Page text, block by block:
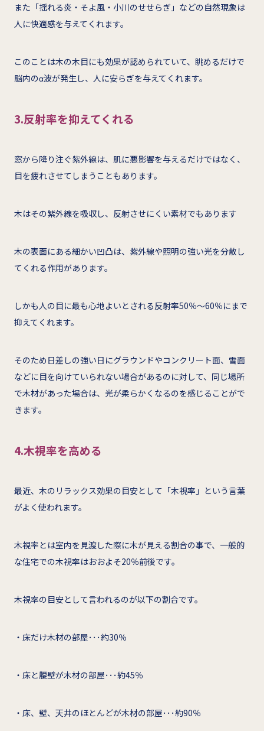
また「揺れる炎・そよ風・小川のせせらぎ」などの自然現象は
人に快適感を与えてくれます。
このことは木の木目にも効果が認められていて、眺めるだけで
脳内のα波が発生し、人に安らぎを与えてくれます。
3.反射率を抑えてくれる
窓から降り注ぐ紫外線は、肌に悪影響を与えるだけではなく、
目を疲れさせてしまうこともあります。
木はその紫外線を吸収し、反射させにくい素材でもあります
木の表面にある細かい凹凸は、紫外線や照明の強い光を分散し
てくれる作用があります。
しかも人の目に最も心地よいとされる反射率50％～60％にまで
抑えてくれます。
そのため日差しの強い日にグラウンドやコンクリート面、雪面
などに目を向けていられない場合があるのに対して、同じ場所
で木材があった場合は、光が柔らかくなるのを感じることがで
きます。
4.木視率を高める
最近、木のリラックス効果の目安として「木視率」という言葉
がよく使われます。
木視率とは室内を見渡した際に木が見える割合の事で、一般的
な住宅での木視率はおおよそ20％前後です。
木視率の目安として言われるのが以下の割合です。
・床だけ木材の部屋･･･約30％
・床と腰壁が木材の部屋･･･約45％
・床、壁、天井のほとんどが木材の部屋･･･約90％